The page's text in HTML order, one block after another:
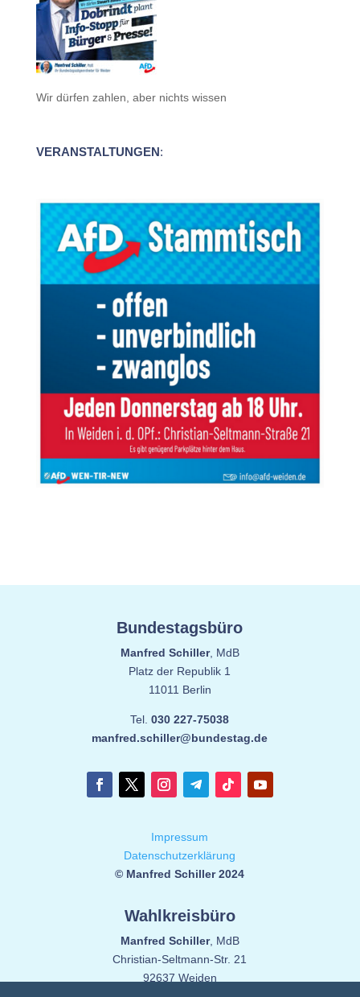
Wir dürfen zahlen, aber nichts wissen
VERANSTALTUNGEN:
Bundestagsbüro
Manfred Schiller, MdB
Platz der Republik 1
11011 Berlin
Tel.030 227-75038
manfred.schiller@bundestag.de
Impressum
Datenschutzerklärung
© Manfred Schiller 2024
Wahlkreisbüro
Manfred Schiller, MdB
Christian-Seltmann-Str. 21
92637 Weiden